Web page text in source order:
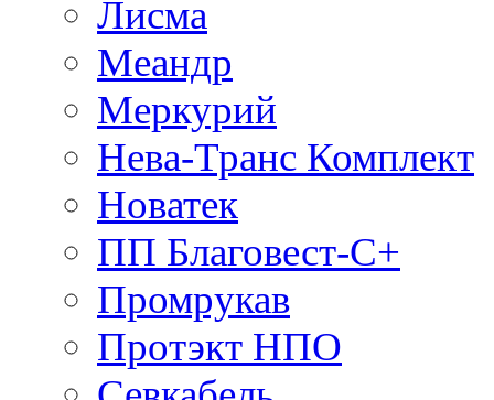
Лисма
Меандр
Меркурий
Нева-Транс Комплект
Новатек
ПП Благовест-С+
Промрукав
Протэкт НПО